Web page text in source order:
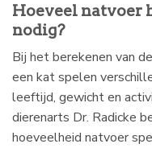
Hoeveel natvoer
nodig?
Bij het berekenen van
een kat spelen
leeftijd, gewicht en
dierenarts Dr. Radicke
hoeveelheid natvoer